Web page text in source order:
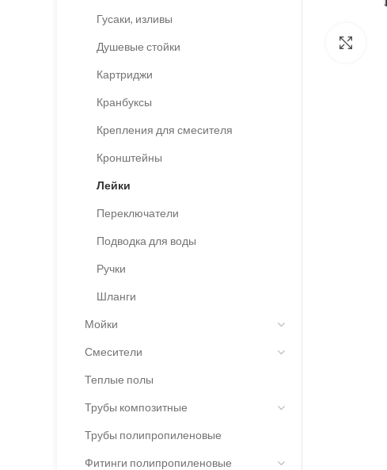
Гусаки, изливы
Душевые стойки
Картриджи
Кранбуксы
Крепления для смесителя
Кронштейны
Лейки
Переключатели
Подводка для воды
Ручки
Шланги
Мойки
Смесители
Теплые полы
Трубы композитные
Трубы полипропиленовые
Фитинги полипропиленовые